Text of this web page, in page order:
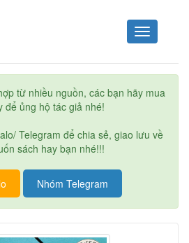
Toggle
navigation
từ nhiều nguồn, các bạn hãy mua
để ủng hộ tác giả nhé!
Telegram để chia sẻ, giao lưu về
sách hay bạn nhé!!!
Nhóm Telegram